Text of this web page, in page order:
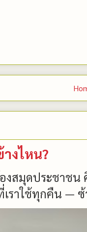
งไหน?
งสมุดประชาช
ราใช้ทุกคืน — ซ้